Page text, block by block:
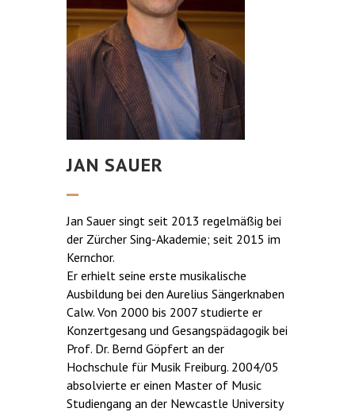
JAN SAUER
Jan Sauer singt seit 2013 regelmäßig bei
der Zürcher Sing-Akademie; seit 2015 im
Kernchor.
Er erhielt seine erste musikalische
Ausbildung bei den Aurelius Sängerknaben
Calw. Von 2000 bis 2007 studierte er
Konzertgesang und Gesangspädagogik bei
Prof. Dr. Bernd Göpfert an der
Hochschule für Musik Freiburg. 2004/05
absolvierte er einen Master of Music
Studiengang an der Newcastle University